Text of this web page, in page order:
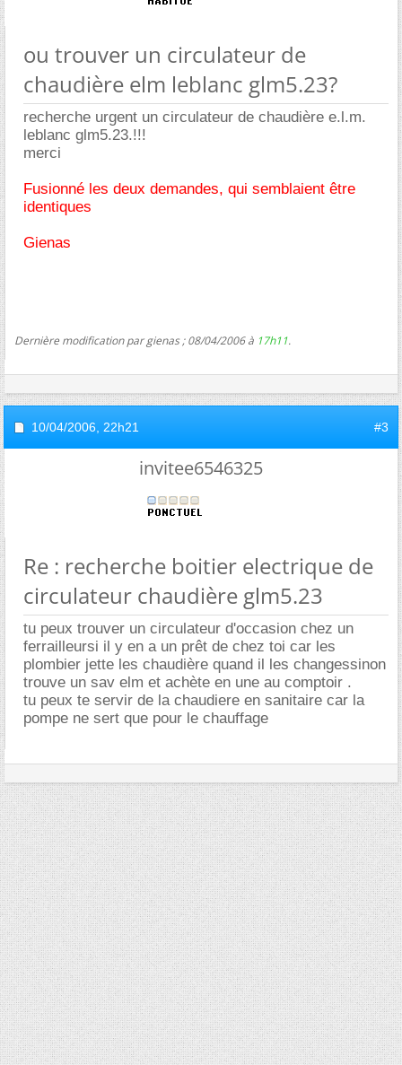
ou trouver un circulateur de
chaudière elm leblanc glm5.23?
recherche urgent un circulateur de chaudière e.l.m.
leblanc glm5.23.!!!
merci
Fusionné les deux demandes, qui semblaient être
identiques
Gienas
Dernière modification par gienas ; 08/04/2006 à 17h11.
10/04/2006, 22h21 #3
invitee6546325
Re : recherche boitier electrique de
circulateur chaudière glm5.23
tu peux trouver un circulateur d'occasion chez un
ferrailleursi il y en a un prêt de chez toi car les
plombier jette les chaudière quand il les changessinon
trouve un sav elm et achète en une au comptoir .
tu peux te servir de la chaudiere en sanitaire car la
pompe ne sert que pour le chauffage